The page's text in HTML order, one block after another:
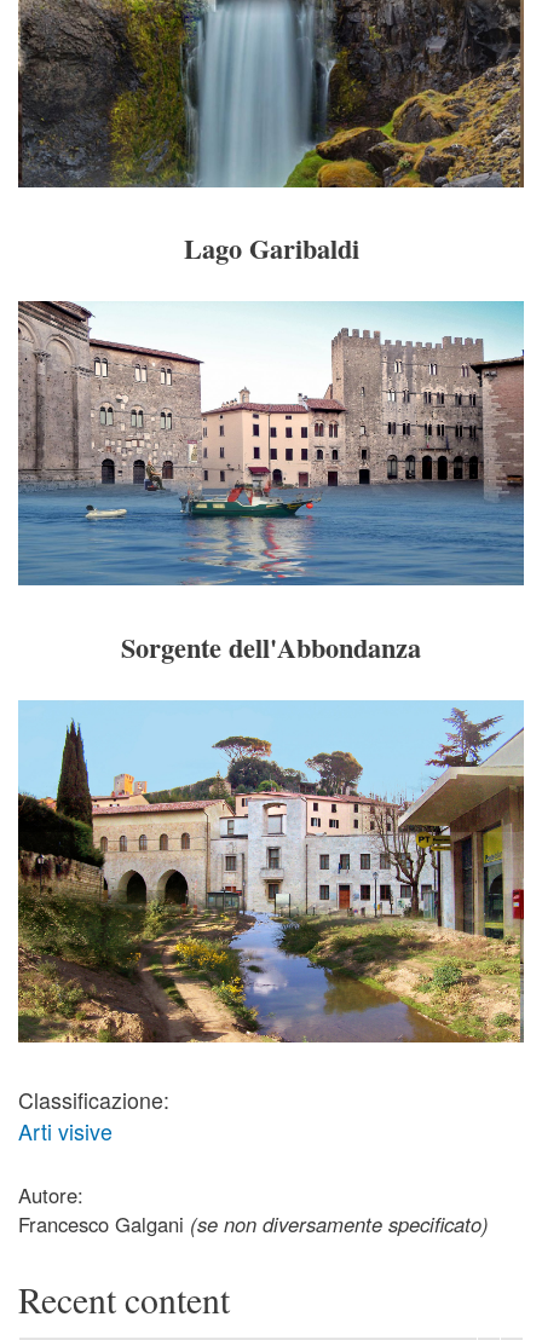
Lago Garibaldi
Sorgente dell'Abbondanza
Classificazione:
Arti visive
Autore:
Francesco Galgani (se non diversamente specificato)
Recent content